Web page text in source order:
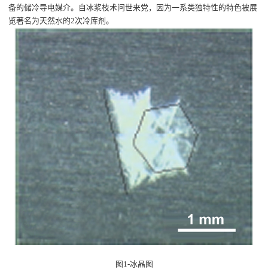
备的储冷导电媒介。自冰浆枝术问世来党，因为一系类独特性的特色被展
览著名为天然水的2次冷库剂。
图1-冰晶图